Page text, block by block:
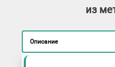
из
Описание